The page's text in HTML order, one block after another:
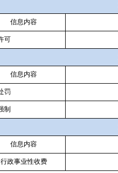
信息内容
可
信息内容
罚
制
信息内容
行政事业性收费